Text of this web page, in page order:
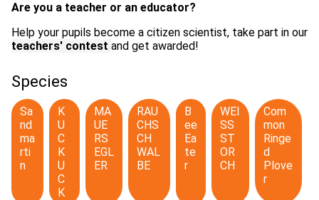
Are you a teacher or an educator?
Help your pupils become a citizen scientist, take part in our
teachers' contest and get awarded!
Species
Sa
nd
ma
rti
n
K
U
C
K
U
C
K
MA
UE
RS
EGL
ER
RAU
CHS
CH
WAL
BE
B
ee
Ea
te
r
WEI
SS
ST
OR
CH
Com
mon
Ringe
d
Plove
r